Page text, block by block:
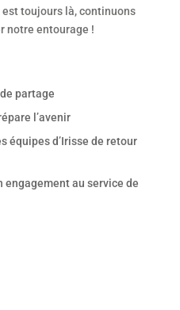
est toujours là, continuons
notre entourage !
partage
l’avenir
équipes d’Irisse de retour
engagement au service de